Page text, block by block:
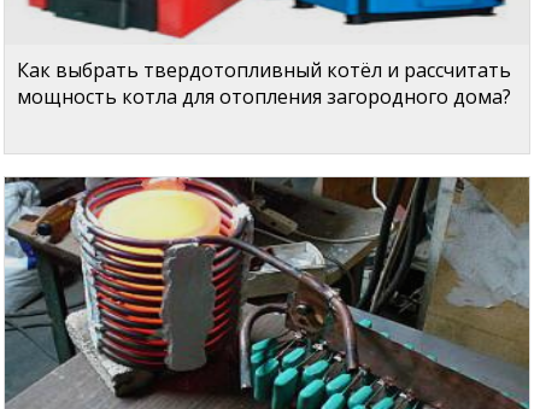
Как выбрать твердотопливный котёл и рассчитать
мощность котла для отопления загородного дома?